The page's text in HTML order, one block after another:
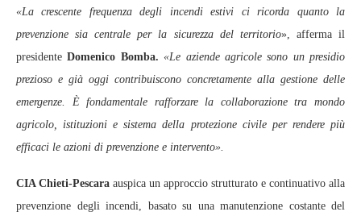
«La crescente frequenza degli incendi estivi ci ricorda quanto la
prevenzione sia centrale per la sicurezza del territorio», afferma il
presidenteDomenico Bomba. «Le aziende agricole sono un presidio
prezioso e già oggi contribuiscono concretamente alla gestione delle
emergenze. È fondamentale rafforzare la collaborazione tra mondo
agricolo, istituzioni e sistema della protezione civile per rendere più
efficaci le azioni di prevenzione e intervento».
CIA Chieti-Pescara auspica un approccio strutturato e continuativo alla
prevenzione degli incendi, basato su una manutenzione costante del